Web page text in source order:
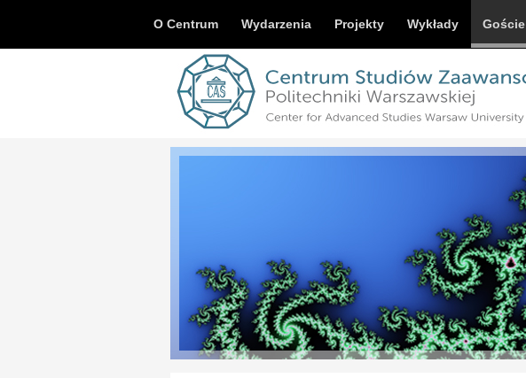
O Centrum Wydarzenia Projekty Wykłady Goście